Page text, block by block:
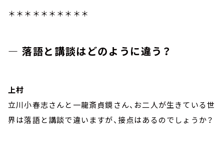
＊＊＊＊＊＊＊＊＊＊
― 落語と講談はどのように違う？
上村
立川小春志さんと一龍斎貞鏡さん、お二人が生きている世
界は落語と講談で違いますが、接点はあるのでしょうか？